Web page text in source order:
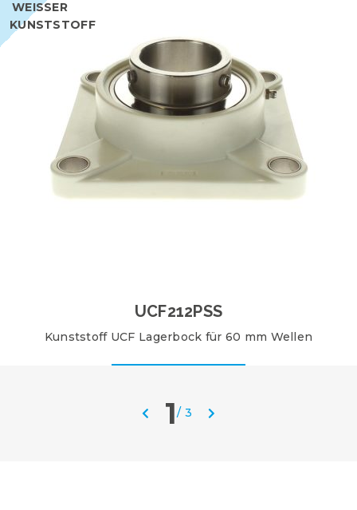
UCF212PSS
Kunststoff UCF Lagerbock für 60 mm Wellen
WEISSER K
UNSTSTOFF
1/ 3